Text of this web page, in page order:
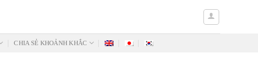
CHIA SẺ KHOẢNH KHẮC